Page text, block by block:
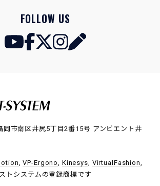
FOLLOW US
岡市南区井尻5丁目2番15号 アンビエント井
,VP-Ergono Kinesys VirtualFashion
トシステムの登録商標です